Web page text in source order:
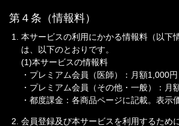
第４条（情報料）
本サービスの利用にかかる情報料（以下
は、以下のとおりです。
(1)本サービスの情報料
・プレミアム会員（医師）：月額1,000円
・プレミアム会員（その他・一般）：月
・都度課金：各商品ページに記載。表示
会員登録及び本サービスを利用するため